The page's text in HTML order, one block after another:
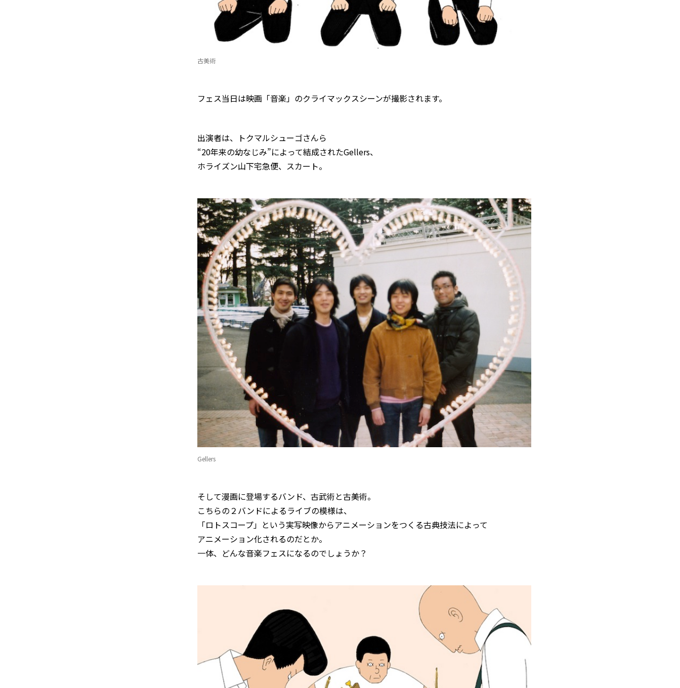
古美術
フェス当日は映画「音楽」のクライマックスシーンが撮影されます。
出演者は、トクマルシューゴさんら
“20年来の幼なじみ”によって結成されたGellers、
ホライズン山下宅急便、スカート。
Gellers
そして漫画に登場するバンド、古武術と古美術。
こちらの２バンドによるライブの模様は、
「ロトスコープ」という実写映像からアニメーションをつくる古典技法によって
アニメーション化されるのだとか。
一体、どんな音楽フェスになるのでしょうか？